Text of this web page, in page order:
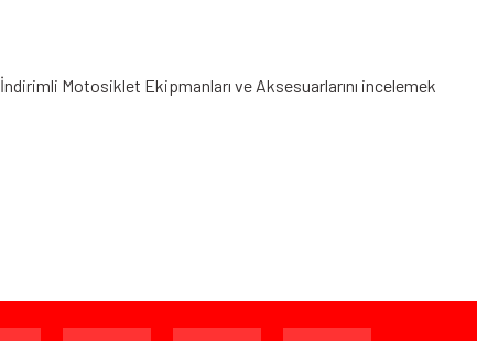
İndirimli Motosiklet Ekipmanları ve Aksesuarlarını incelemek